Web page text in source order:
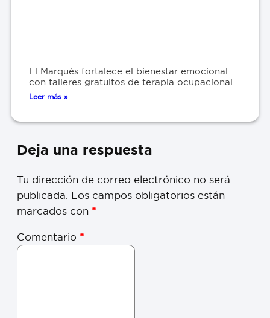
El Marqués fortalece el bienestar emocional
con talleres gratuitos de terapia ocupacional
Leer más »
Deja una respuesta
Tu dirección de correo electrónico no será
publicada. Los campos obligatorios están
marcados con *
Comentario *